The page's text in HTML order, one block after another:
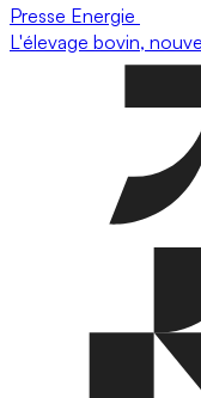
Presse Energie
L'élevage bovin,